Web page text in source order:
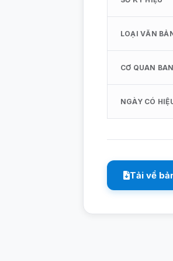
LOẠI VĂN
CƠ QUAN
NGÀY CÓ
Tải về